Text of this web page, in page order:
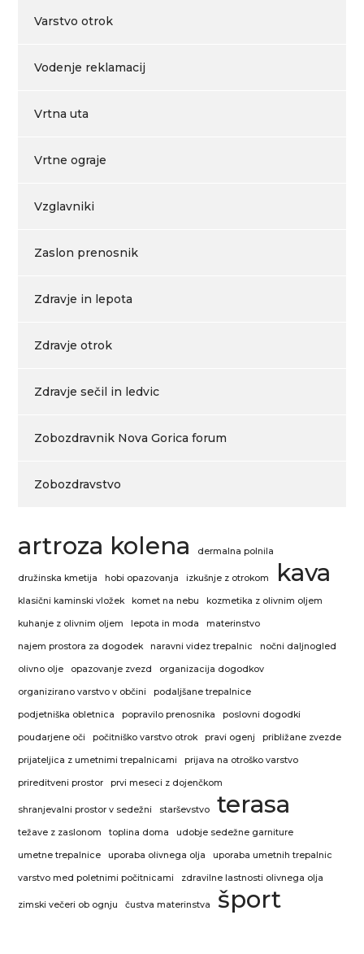
Varstvo otrok
Vodenje reklamacij
Vrtna uta
Vrtne ograje
Vzglavniki
Zaslon prenosnik
Zdravje in lepota
Zdravje otrok
Zdravje sečil in ledvic
Zobozdravnik Nova Gorica forum
Zobozdravstvo
artroza kolena dermalna polnila
družinska kmetija hobi opazovanja izkušnje z otrokom kava
klasični kaminski vložek komet na nebu kozmetika z olivnim oljem
kuhanje z olivnim oljem lepota in moda materinstvo
najem prostora za dogodek naravni videz trepalnic nočni daljnogled
olivno olje opazovanje zvezd organizacija dogodkov
organizirano varstvo v občini podaljšane trepalnice
podjetniška obletnica popravilo prenosnika poslovni dogodki
poudarjene oči počitniško varstvo otrok pravi ogenj približane zvezde
prijateljica z umetnimi trepalnicami prijava na otroško varstvo
prireditveni prostor prvi meseci z dojenčkom
shranjevalni prostor v sedežni starševstvo terasa
težave z zaslonom toplina doma udobje sedežne garniture
umetne trepalnice uporaba olivnega olja uporaba umetnih trepalnic
varstvo med poletnimi počitnicami zdravilne lastnosti olivnega olja
zimski večeri ob ognju čustva materinstva šport